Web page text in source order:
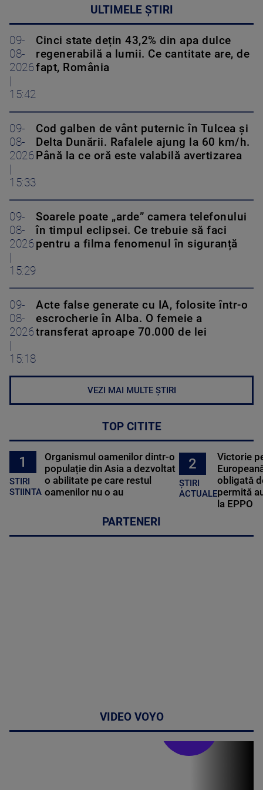
ULTIMELE ȘTIRI
09-
08-
2026
15:42
Cinci state dețin 43,2% din apa dulce
regenerabilă a lumii. Ce cantitate are, de
fapt, România
09-
08-
2026
15:33
Cod galben de vânt puternic în Tulcea și
Delta Dunării. Rafalele ajung la 60 km/h.
Până la ce oră este valabilă avertizarea
09-
08-
2026
15:29
Soarele poate „arde” camera telefonului
în timpul eclipsei. Ce trebuie să faci
pentru a filma fenomenul în siguranță
09-
08-
2026
15:18
Acte false generate cu IA, folosite într-o
escrocherie în Alba. O femeie a
transferat aproape 70.000 de lei
VEZI MAI MULTE ȘTIRI
TOP CITITE
1
STIRI
STIINTA
Organismul oamenilor dintr-o
populație din Asia a dezvoltat
o abilitate pe care restul
oamenilor nu o au
2
ȘTIRI
ACTUALE
Victorie
obligată
permită
la EPPO
PARTENERI
VIDEO VOYO